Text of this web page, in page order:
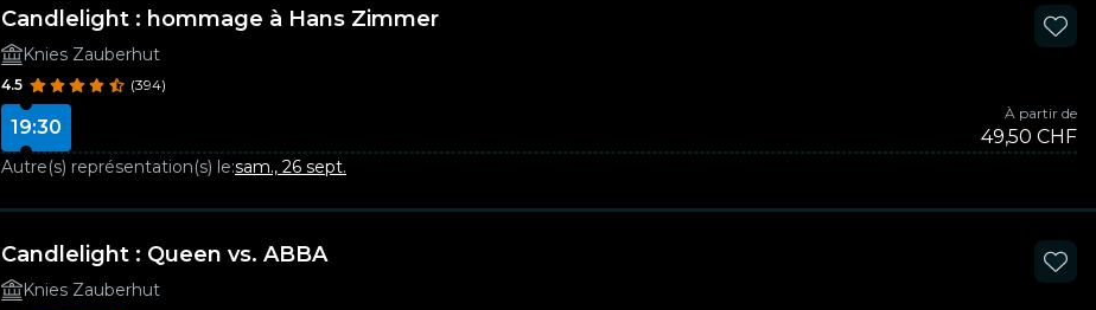
Candlelight : hommage à Hans Zimmer
Knies Zauberhut
4.5 (394)
19:30
À partir de
49,50 CHF
Autre(s) représentation(s) le:sam., 26 sept.
Candlelight : Queen vs. ABBA
Knies Zauberhut